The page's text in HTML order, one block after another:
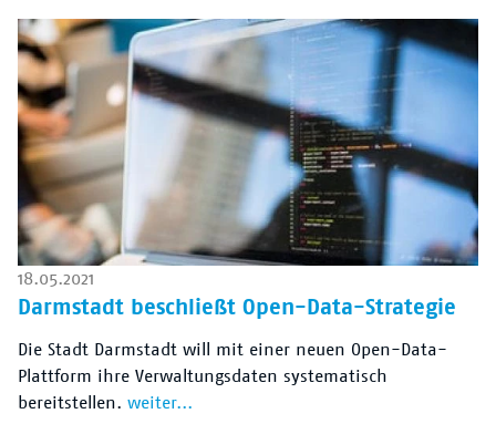
18.05.2021
Darmstadt beschließt Open-Data-Strategie
Die Stadt Darmstadt will mit einer neuen Open-Data-
Plattform ihre Verwaltungsdaten systematisch
bereitstellen. weiter...